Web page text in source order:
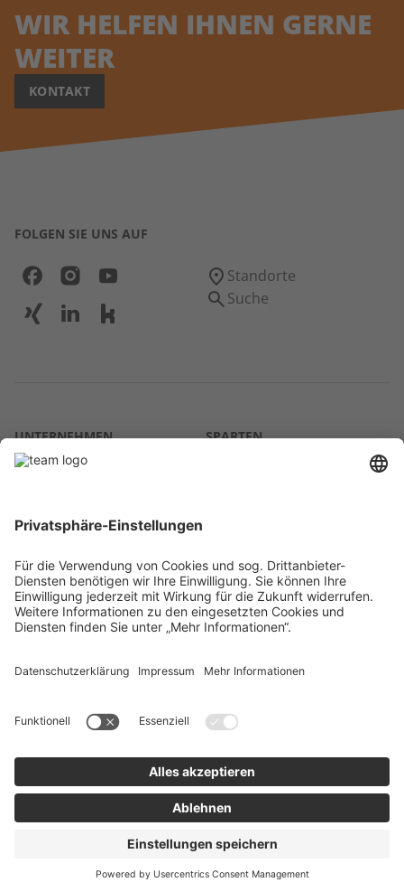
WIR HELFEN IHNEN GERNE
WEITER
KONTAKT
FOLGEN SIE UNS AUF
Standorte
Suche
UNTERNEHMEN
Über uns
Karriere
Kontakt
SPARTEN
RECHTLICHES
Lieferkette
Barrierefreiheitserklärung
Code of Conduct